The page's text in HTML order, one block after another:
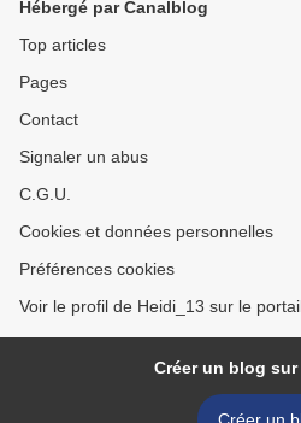
Hébergé par Canalblog
Top articles
Pages
Contact
Signaler un abus
C.G.U.
Cookies et données personnelles
Préférences cookies
Voir le profil de Heidi_13 sur le
Créer un blog